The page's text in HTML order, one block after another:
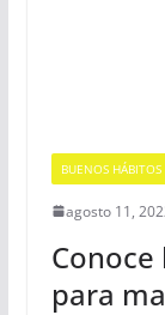
BUENOS HÁBITOS
agosto 11,
para